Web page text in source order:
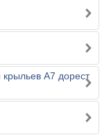
А7 дорест